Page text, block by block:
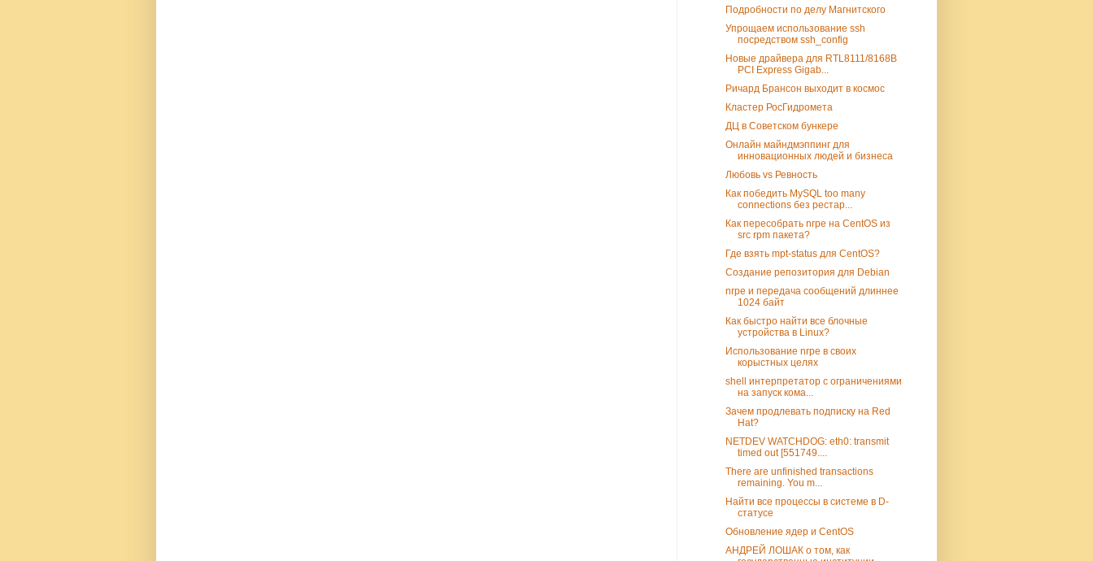
Подробности по делу Магнитского
Упрощаем использование ssh
посредством ssh_config
Новые драйвера для RTL8111/8168B
PCI Express Gigab...
Ричард Брансон выходит в космос
Кластер РосГидромета
ДЦ в Советском бункере
Онлайн майндмэппинг для
инновационных людей и бизнеса
Любовь vs Ревность
Как победить MySQL too many
connections без рестар...
Как пересобрать nrpe на CentOS из
src rpm пакета?
Где взять mpt-status для CentOS?
Создание репозитория для Debian
nrpe и передача сообщений длиннее
1024 байт
Как быстро найти все блочные
устройства в Linux?
Использование nrpe в своих
корыстных целях
shell интерпретатор c ограничениями
на запуск кома...
Зачем продлевать подписку на Red
Hat?
NETDEV WATCHDOG: eth0: transmit
timed out [551749....
There are unfinished transactions
remaining. You m...
Найти все процессы в системе в D-
статусе
Обновление ядер и CentOS
АНДРЕЙ ЛОШАК о том, как